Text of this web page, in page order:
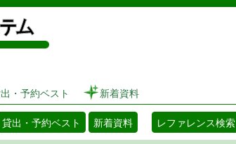
図書館 蔵書検索・予約システム
・予約ベスト 新着資料
貸出・予約ベスト 新着資料 レファレンス検索